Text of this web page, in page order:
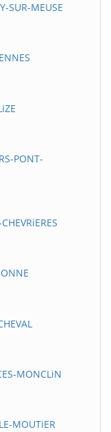
SUR-MEUSE
PONT-
MONCLiN
MOUTiER